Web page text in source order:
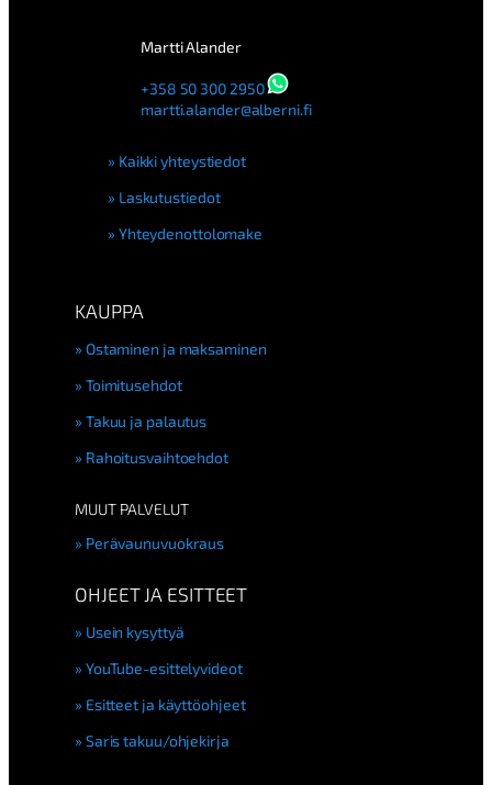
Martti Alander
+358 50 300 2950
martti.alander@alberni.fi
Kaikki yhteystiedot
Laskutustiedot
Yhteydenottolomake
KAUPPA
Ostaminen ja maksaminen
Toimitusehdot
Takuu ja palautus
Rahoitusvaihtoehdot
MUUT PALVELUT
Perävaunuvuokraus
OHJEET JA ESITTEET
Usein kysyttyä
YouTube-esittelyvideot
Esitteet ja käyttöohjeet
Saris takuu/ohjekirja